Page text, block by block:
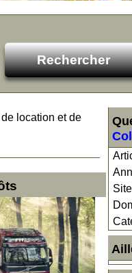
Col
location et de